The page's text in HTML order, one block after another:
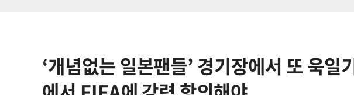
‘개념없는 일본팬들’ 경기장에서 또 욱일